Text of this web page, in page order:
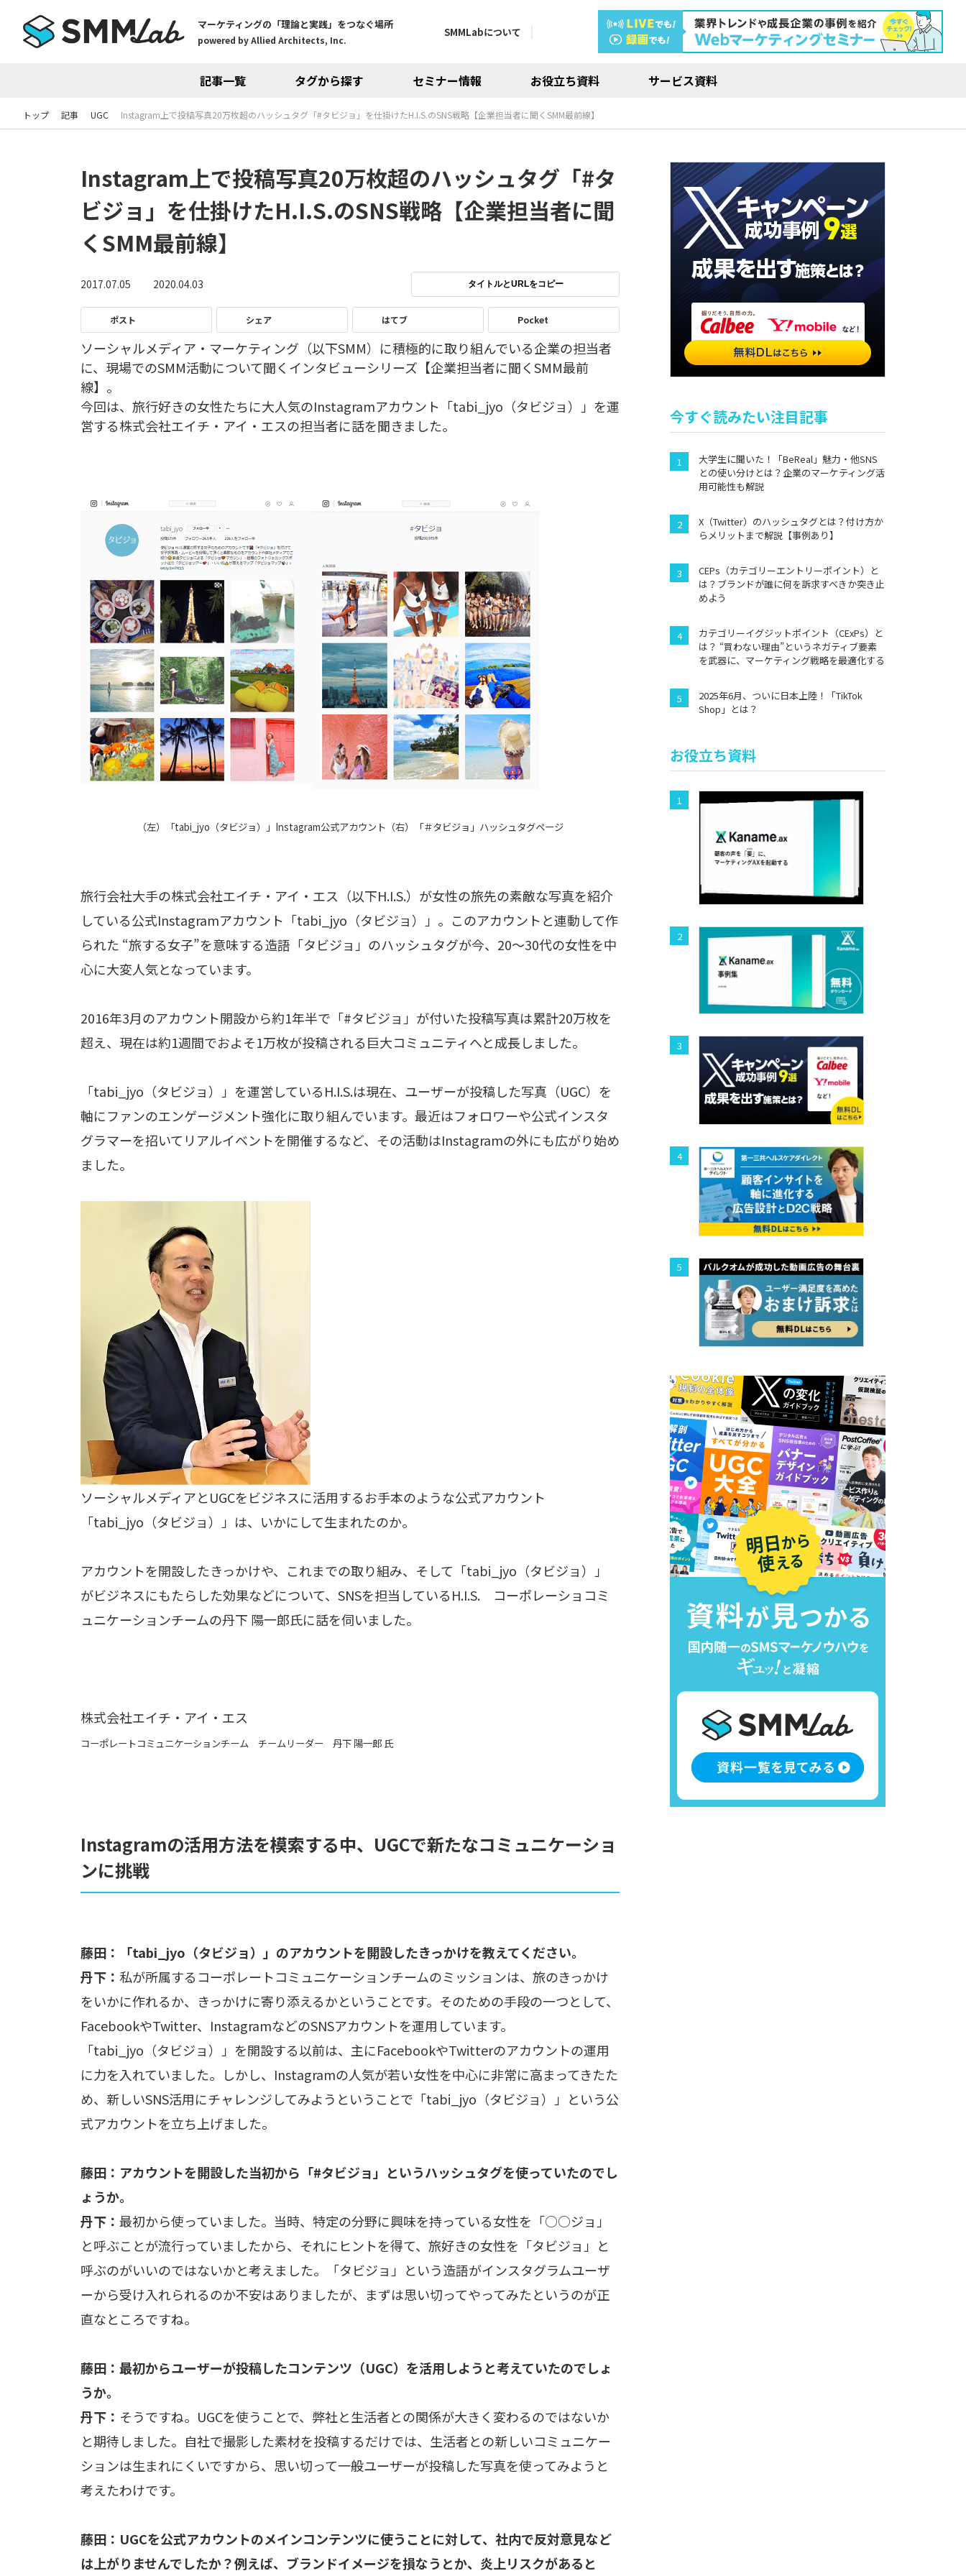
マーケティングの「理論と実践」をつなぐ場所
powered by Allied Architects, Inc.
記事一覧 タグから探す セミナー情報 お役立ち資料 サービス資料
SMMLabについて
トップ 記事 UGC Instagram上で投稿写真20万枚超のハッシュタグ「#タビジョ」を仕掛けたH.I.S.のSNS戦略【企業担当者に聞くSMM最前線】
Instagram上で投稿写真20万枚超のハッシュタグ「#タ
ビジョ」を仕掛けたH.I.S.のSNS戦略【企業担当者に聞
くSMM最前線】
2017.07.05 2020.04.03 タイトルとURLをコピー
ポスト シェア はてブ Pocket
ソーシャルメディア・マーケティング（以下SMM）に積極的に取り組んでいる企業の担当者
に、現場でのSMM活動について聞くインタビューシリーズ【企業担当者に聞くSMM最前
線】。
今回は、旅行好きの女性たちに大人気のInstagramアカウント「tabi_jyo（タビジョ）」を運
営する株式会社エイチ・アイ・エスの担当者に話を聞きました。
（左）「tabi_jyo（タビジョ）」Instagram公式アカウント（右）「＃タビジョ」ハッシュタグページ
旅行会社大手の株式会社エイチ・アイ・エス（以下H.I.S.）が女性の旅先の素敵な写真を紹介
している公式Instagramアカウント「tabi_jyo（タビジョ）」。このアカウントと連動して作
られた “旅する女子”を意味する造語「タビジョ」のハッシュタグが今、20～30代の女性を中
心に大変人気となっています。
2016年3月のアカウント開設から約1年半で「#タビジョ」が付いた投稿写真は累計20万枚を
超え、現在は約1週間でおよそ1万枚が投稿される巨大コミュニティへと成長しました。
「tabi_jyo（タビジョ）」を運営しているH.I.S.は現在、ユーザーが投稿した写真（UGC）を
軸にファンのエンゲージメント強化に取り組んでいます。最近はフォロワーや公式インスタ
グラマーを招いてリアルイベントを開催するなど、その活動はInstagramの外にも広がり始め
ました。
ソーシャルメディアとUGCをビジネスに活用するお手本のような公式アカウント
「tabi_jyo（タビジョ）」は、いかにして生まれたのか。
アカウントを開設したきっかけや、これまでの取り組み、そして「tabi_jyo（タビジョ）」
がビジネスにもたらした効果などについて、SNSを担当しているH.I.S. コーポレーショコミ
ュニケーションチームの丹下 陽一郎氏に話を伺いました。
株式会社エイチ・アイ・エス
コーポレートコミュニケーションチーム チームリーダー 丹下 陽一郎 氏
Instagramの活用方法を模索する中、UGCで新たなコミュニケーショ
ンに挑戦
藤田：「tabi_jyo（タビジョ）」のアカウントを開設したきっかけを教えてください。
丹下： 私が所属するコーポレートコミュニケーションチームのミッションは、旅のきっかけ
をいかに作れるか、きっかけに寄り添えるかということです。そのための手段の一つとして、
FacebookやTwitter、InstagramなどのSNSアカウントを運用しています。
「tabi_jyo（タビジョ）」を開設する以前は、主にFacebookやTwitterのアカウントの運用
に力を入れていました。しかし、Instagramの人気が若い女性を中心に非常に高まってきたた
め、新しいSNS活用にチャレンジしてみようということで「tabi_jyo（タビジョ）」という公
式アカウントを立ち上げました。
藤田：アカウントを開設した当初から「#タビジョ」というハッシュタグを使っていたのでし
ょうか。
丹下： 最初から使っていました。当時、特定の分野に興味を持っている女性を「○○ジョ」
と呼ぶことが流行っていましたから、それにヒントを得て、旅好きの女性を「タビジョ」と
呼ぶのがいいのではないかと考えました。「タビジョ」という造語がインスタグラムユーザ
ーから受け入れられるのか不安はありましたが、まずは思い切ってやってみたというのが正
直なところですね。
藤田：最初からユーザーが投稿したコンテンツ（UGC）を活用しようと考えていたのでしょ
うか。
丹下： そうですね。UGCを使うことで、弊社と生活者との関係が大きく変わるのではないか
と期待しました。自社で撮影した素材を投稿するだけでは、生活者との新しいコミュニケー
ションは生まれにくいですから、思い切って一般ユーザーが投稿した写真を使ってみようと
考えたわけです。
藤田：UGCを公式アカウントのメインコンテンツに使うことに対して、社内で反対意見など
は上がりませんでしたか？例えば、ブランドイメージを損なうとか、炎上リスクがあると
今すぐ読みたい注目記事
大学生に聞いた！「BeReal」魅力・他SNS
との使い分けとは？企業のマーケティング活
用可能性も解説
X（Twitter）のハッシュタグとは？付け方か
らメリットまで解説【事例あり】
CEPs（カテゴリーエントリーポイント）と
は？ブランドが誰に何を訴求すべきか突き止
めよう
カテゴリーイグジットポイント（CExPs）と
は？ “買わない理由”というネガティブ要素
を武器に、マーケティング戦略を最適化する
2025年6月、ついに日本上陸！「TikTok
Shop」とは？
お役立ち資料